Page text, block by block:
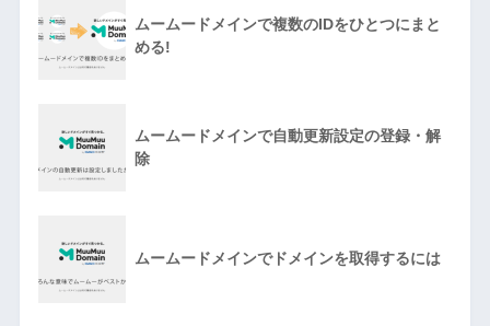
ムームードメインで複数のIDをひとつにまと
める!
ムームードメインで自動更新設定の登録・解
除
ムームードメインでドメインを取得するには